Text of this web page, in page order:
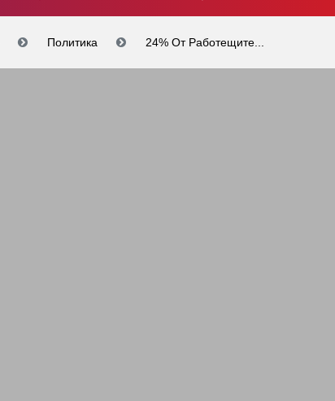
Политика 24% От Работещите...